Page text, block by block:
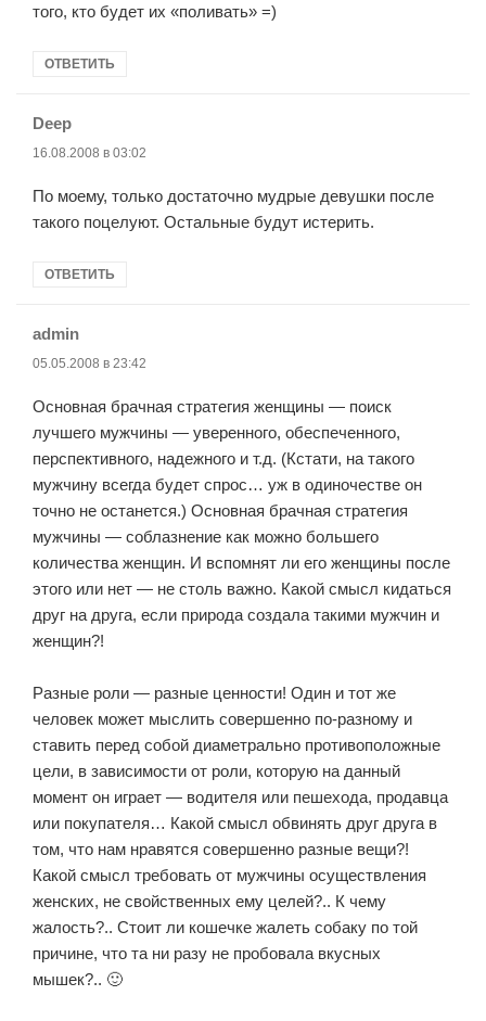
того, кто будет их «поливать» =)
ОТВЕТИТЬ
Deep
16.08.2008 в 03:02
По моему, только достаточно мудрые девушки после
такого поцелуют. Остальные будут истерить.
ОТВЕТИТЬ
admin
05.05.2008 в 23:42
Основная брачная стратегия женщины — поиск
лучшего мужчины — уверенного, обеспеченного,
перспективного, надежного и т.д. (Кстати, на такого
мужчину всегда будет спрос… уж в одиночестве он
точно не останется.) Основная брачная стратегия
мужчины — соблазнение как можно большего
количества женщин. И вспомнят ли его женщины после
этого или нет — не столь важно. Какой смысл кидаться
друг на друга, если природа создала такими мужчин и
женщин?!
Разные роли — разные ценности! Один и тот же
человек может мыслить совершенно по-разному и
ставить перед собой диаметрально противоположные
цели, в зависимости от роли, которую на данный
момент он играет — водителя или пешехода, продавца
или покупателя… Какой смысл обвинять друг друга в
том, что нам нравятся совершенно разные вещи?!
Какой смысл требовать от мужчины осуществления
женских, не свойственных ему целей?.. К чему
жалость?.. Стоит ли кошечке жалеть собаку по той
причине, что та ни разу не пробовала вкусных
мышек?.. 🙂